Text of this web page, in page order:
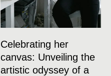
Celebrating her
canvas: Unveiling the
artistic odyssey of a